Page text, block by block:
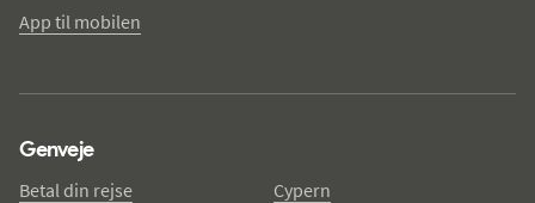
App til mobilen
Genveje
Betal din rejse
Cypern